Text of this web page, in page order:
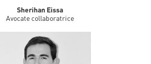
Sherihan Eissa
Avocate collaboratrice